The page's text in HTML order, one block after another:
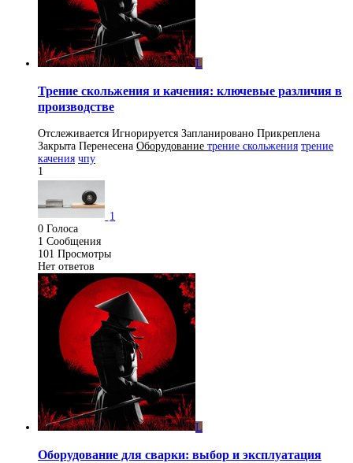
L
Трение скольжения и качения: ключевые различия в
производстве
Отслеживается Игнорируется Запланировано Прикреплена
Закрыта Перенесена Оборудование трение скольжения трение
качения чпу
1
1
0 Голоса
1 Сообщения
101 Просмотры
Нет ответов
L
Оборудование для сварки: выбор и эксплуатация